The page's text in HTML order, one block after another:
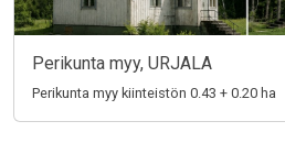
Perikunta myy, URJALA
Perikunta myy kiinteistön 0.43 + 0.20 ha